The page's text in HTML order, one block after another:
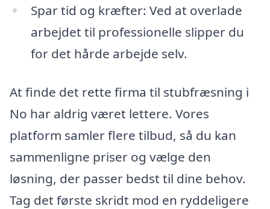
Spar tid og kræfter: Ved at overlade
arbejdet til professionelle slipper du
for det hårde arbejde selv.
At finde det rette firma til stubfræsning i
No har aldrig været lettere. Vores
platform samler flere tilbud, så du kan
sammenligne priser og vælge den
løsning, der passer bedst til dine behov.
Tag det første skridt mod en ryddeligere